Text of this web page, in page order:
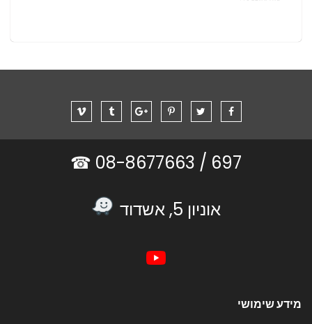
697 /
אוניון 5, אשדוד
מידע שימושי